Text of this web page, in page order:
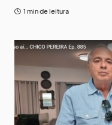
1 min de leitura